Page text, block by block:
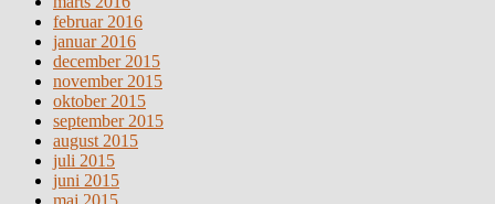
februar 2016
januar 2016
december 2015
november 2015
oktober 2015
september 2015
august 2015
juli 2015
juni 2015
maj 2015